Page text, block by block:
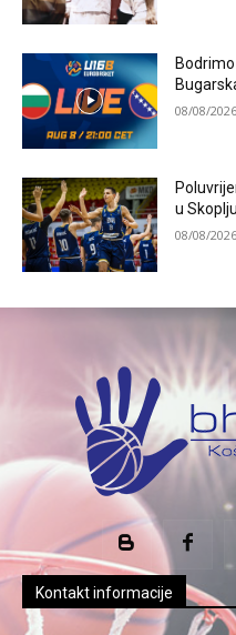
08/08/2026
u Skoplju
08/08/2026
Kontakt informacije